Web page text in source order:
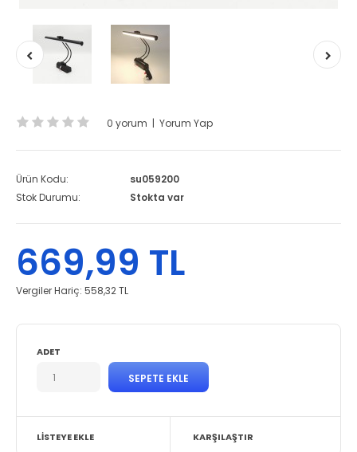
0 yorum | Yorum Yap
Ürün Kodu:
su059200
Stok Durumu:
Stokta var
669,99 TL
Vergiler Hariç: 558,32 TL
ADET
LISTEYE EKLE KARŞILAŞTIR